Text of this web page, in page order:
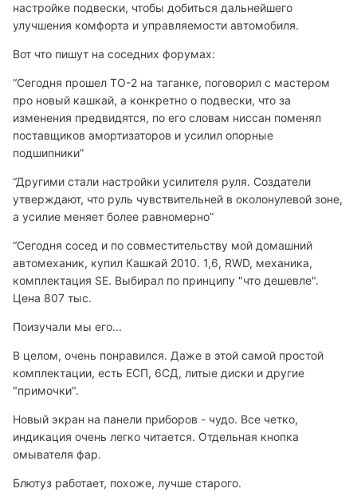
настройке подвески, чтобы добиться дальнейшего
улучшения комфорта и управляемости автомобиля.
Вот что пишут на соседних форумах:
“Сегодня прошел ТО-2 на таганке, поговорил с мастером
про новый кашкай, а конкретно о подвески, что за
изменения предвидятся, по его словам ниссан поменял
поставщиков амортизаторов и усилил опорные
подшипники”
“Другими стали настройки усилителя руля. Создатели
утверждают, что руль чувствительней в околонулевой зоне,
а усилие меняет более равномерно”
“Сегодня сосед и по совместительству мой домашний
автомеханик, купил Кашкай 2010. 1,6, RWD, механика,
комплектация SE. Выбирал по принципу "что дешевле".
Цена 807 тыс.
Поизучали мы его...
В целом, очень понравился. Даже в этой самой простой
комплектации, есть ЕСП, 6СД, литые диски и другие
"примочки".
Новый экран на панели приборов - чудо. Все четко,
индикация очень легко читается. Отдельная кнопка
омывателя фар.
Блютуз работает, похоже, лучше старого.